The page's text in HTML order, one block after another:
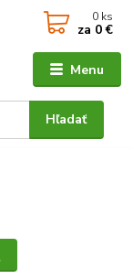
Menu
Hľadať
0 ks
za 0 €